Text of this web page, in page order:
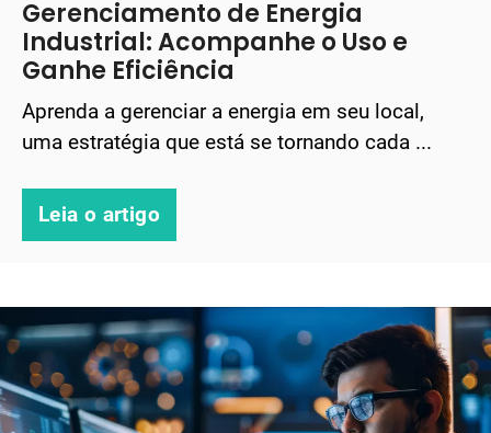
Gerenciamento de Energia
Industrial: Acompanhe o Uso e
Ganhe Eficiência
Aprenda a gerenciar a energia em seu local,
uma estratégia que está se tornando cada ...
Leia o artigo